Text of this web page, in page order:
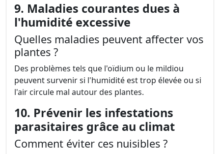
9. Maladies courantes dues à
l'humidité excessive
Quelles maladies peuvent affecter vos
plantes ?
Des problèmes tels que l'oïdium ou le mildiou
peuvent survenir si l'humidité est trop élevée ou si
l'air circule mal autour des plantes.
10. Prévenir les infestations
parasitaires grâce au climat
Comment éviter ces nuisibles ?